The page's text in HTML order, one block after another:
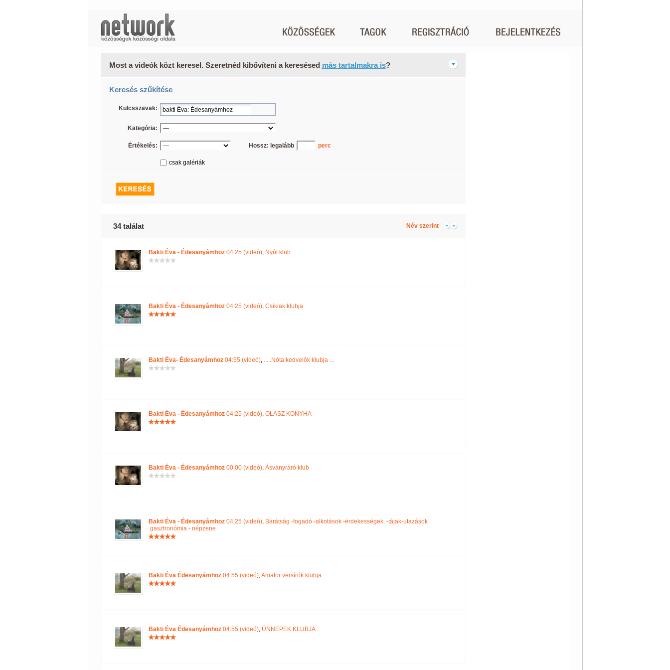
Most a videók közt keresel. Szeretnéd kibővíteni a keresésed más tartalmakra is?
Keresés szűkítése
Kulcsszavak:
Kategória:
Értékelés: Hossz: legalább perc
csak galériák
34 találat Név szerint
Bakti Éva - Édesanyámhoz04:25 (videó), Nyúl klub
Bakti Éva - Édesanyámhoz04:25 (videó), Csikiak klubja
Bakti Éva- Édesanyámhoz04:55 (videó), .....Nóta kedvelők klubja ...
Bakti Éva - Édesanyámhoz04:25 (videó), OLASZ KONYHA
Bakti Éva - Édesanyámhoz00:00 (videó), Ásványráró klub
Bakti Éva - Édesanyámhoz04:25 (videó), Barátság -fogadó -alkotások -érdekességek. -tájak-utazások
.gasztronómia - népzene .
Bakti Éva Édesanyámhoz04:55 (videó),Amatör versírók klubja
Bakti Éva Édesanyámhoz04:55 (videó), ÜNNEPEK KLUBJA